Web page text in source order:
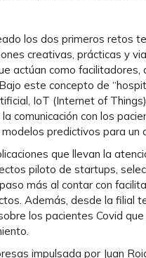
los dos primeros retos
creativas, prácticas y
actúan como
este concepto de
IoT (Internet of
comunicación con los
predictivos para un
que llevan la
piloto de startups,
más al contar con
Además, desde la filial
los pacientes Covid
impulsada por Juan